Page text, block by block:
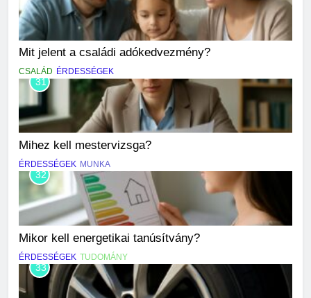
Mit jelent a családi adókedvezmény?
CSALÁD ÉRDESSÉGEK
31
Mihez kell mestervizsga?
ÉRDESSÉGEK MUNKA
32
Mikor kell energetikai tanúsítvány?
ÉRDESSÉGEK TUDOMÁNY
33